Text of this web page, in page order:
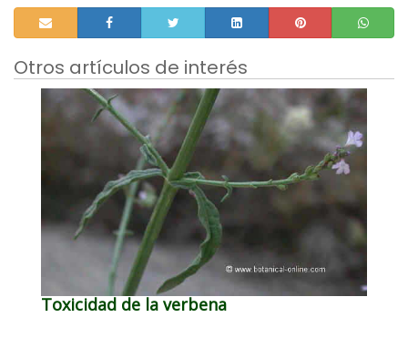
Otros artículos de interés
Toxicidad de la verbena